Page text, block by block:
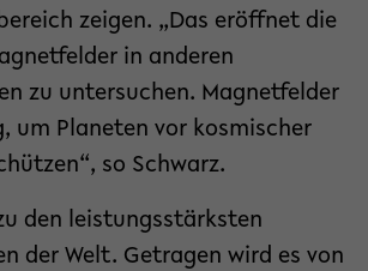
zeigen. „Das eröffnet die
in anderen
zu untersuchen. Magnetfelder
um Planeten vor kosmischer
so Schwarz.
den leistungsstärksten
der Welt. Getragen wird es von